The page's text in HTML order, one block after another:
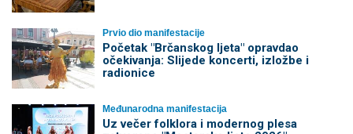
Prvio dio manifestacije
Početak "Brčanskog ljeta" opravdao
očekivanja: Slijede koncerti, izložbe i
radionice
Međunarodna manifestacija
Uz večer folklora i modernog plesa